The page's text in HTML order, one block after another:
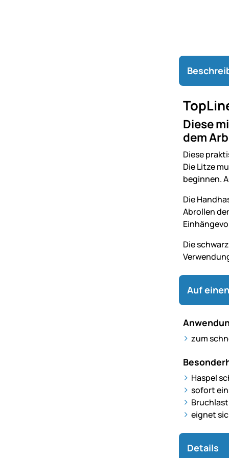
Diese
dem
Diese
Die Litze
beginnen.
Die
Abrollen
Die
Auf
zum
Haspel
sofort
eignet
Details